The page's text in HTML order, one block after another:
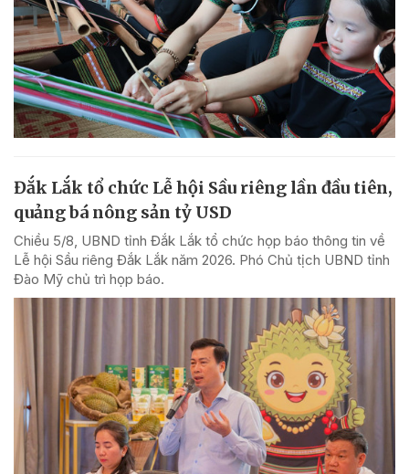
Đắk Lắk tổ chức Lễ hội Sầu riêng lần đầu tiên,
quảng bá nông sản tỷ USD
Chiều 5/8, UBND tỉnh Đắk Lắk tổ chức họp báo thông tin về
Lễ hội Sầu riêng Đắk Lắk năm 2026. Phó Chủ tịch UBND tỉnh
Đào Mỹ chủ trì họp báo.